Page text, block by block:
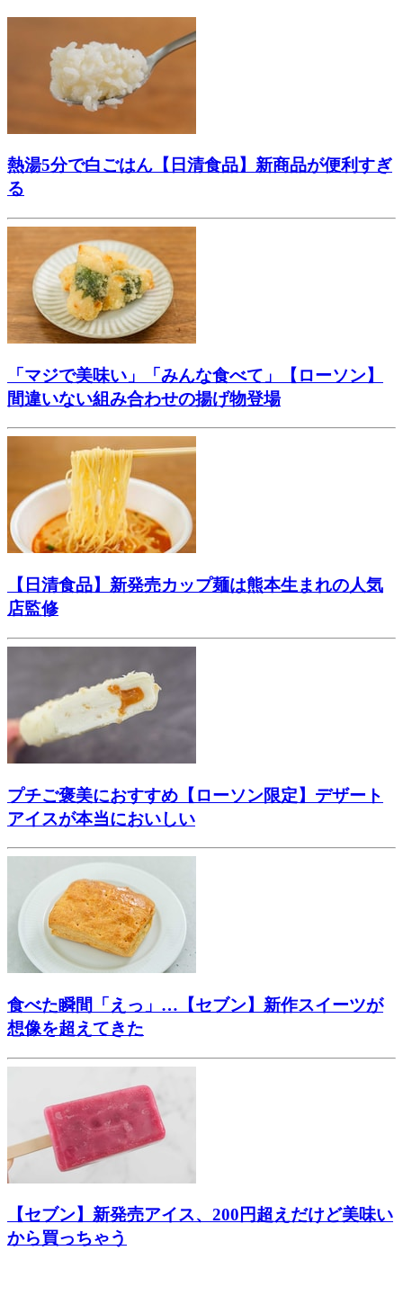
熱湯5分で白ごはん【日清食品】新商品が便利すぎ
る
「マジで美味い」「みんな食べて」【ローソン】
間違いない組み合わせの揚げ物登場
【日清食品】新発売カップ麺は熊本生まれの人気
店監修
プチご褒美におすすめ【ローソン限定】デザート
アイスが本当においしい
食べた瞬間「えっ」…【セブン】新作スイーツが
想像を超えてきた
【セブン】新発売アイス、200円超えだけど美味い
から買っちゃう